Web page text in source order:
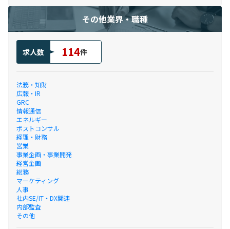
その他業界・職種
求人数 114件
法務・知財
広報・IR
GRC
情報通信
エネルギー
ポストコンサル
経理・財務
営業
事業企画・事業開発
経営企画
総務
マーケティング
人事
社内SE/IT・DX関連
内部監査
その他